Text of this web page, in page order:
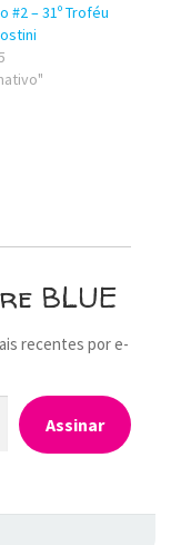
#2 – 31º Troféu
BLUE
recentes por e-
Assinar